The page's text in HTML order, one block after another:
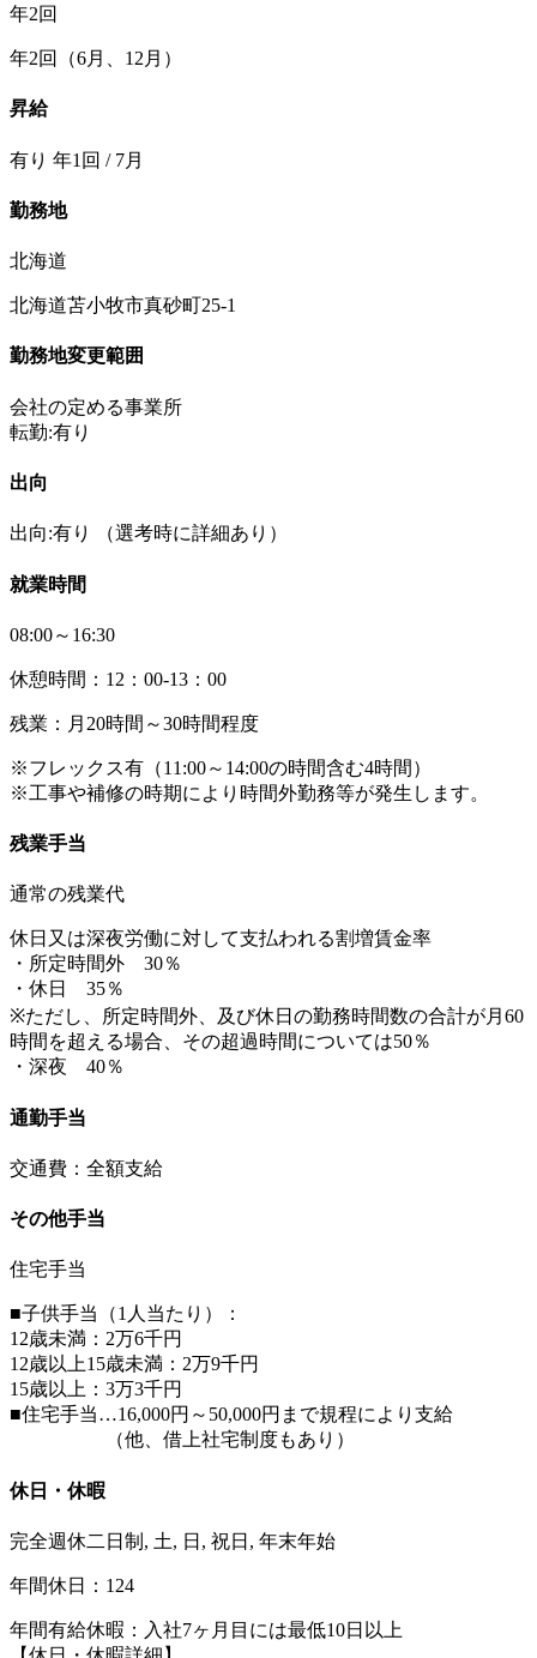
年2回
年2回（6⽉、12⽉）
昇給
有り 年1回 / 7月
勤務地
北海道
北海道苫小牧市真砂町25-1
勤務地変更範囲
会社の定める事業所
転勤:有り
出向
出向:有り （選考時に詳細あり）
就業時間
08:00～16:30
休憩時間：12：00-13：00
残業：月20時間～30時間程度
※フレックス有（11:00～14:00の時間含む4時間）
※工事や補修の時期により時間外勤務等が発生します。
残業手当
通常の残業代
休日又は深夜労働に対して支払われる割増賃金率
・所定時間外 30％
・休日 35％
※ただし、所定時間外、及び休日の勤務時間数の合計が月60
時間を超える場合、その超過時間については50％
・深夜 40％
通勤手当
交通費：全額支給
その他手当
住宅手当
■子供手当（1人当たり）：
12歳未満：2万6千円
12歳以上15歳未満：2万9千円
15歳以上：3万3千円
■住宅手当…16,000円～50,000円まで規程により支給
（他、借上社宅制度もあり）
休日・休暇
完全週休二日制, 土, 日, 祝日, 年末年始
年間休日：124
年間有給休暇：入社7ヶ月目には最低10日以上